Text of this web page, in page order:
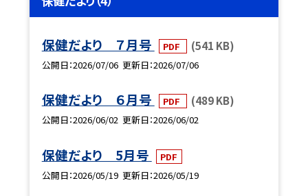
保健だより ７月号 PDF (541 KB)
公開日 2026/07/06 更新日 2026/07/06
保健だより ６月号 PDF (489 KB)
公開日 2026/06/02 更新日 2026/06/02
保健だより 5月号
PDF
公開日 2026/05/19 更新日 2026/05/19